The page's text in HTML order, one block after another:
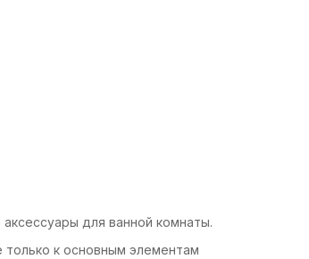
для ванной комнаты.
к основным элементам